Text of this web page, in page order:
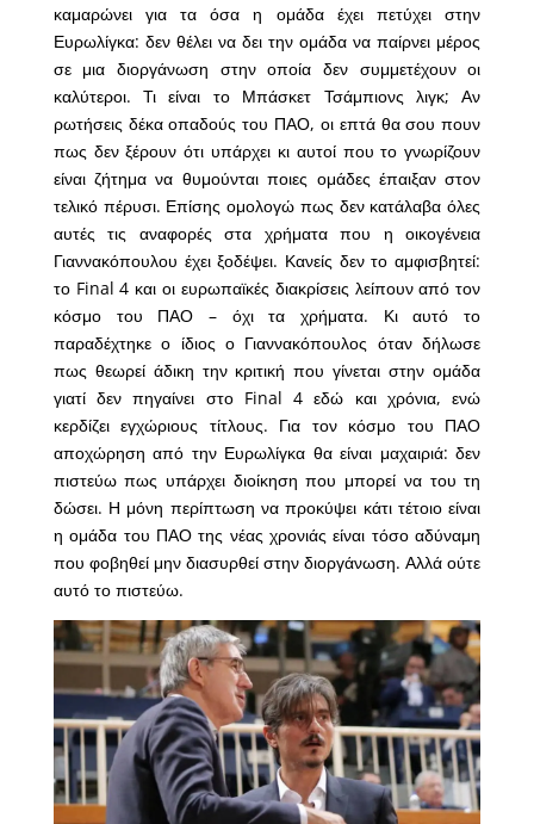
καμαρώνει για τα όσα η ομάδα έχει πετύχει στην
Ευρωλίγκα: δεν θέλει να δει την ομάδα να παίρνει μέρος
σε μια διοργάνωση στην οποία δεν συμμετέχουν οι
καλύτεροι. Τι είναι το Μπάσκετ Τσάμπιονς λιγκ; Αν
ρωτήσεις δέκα οπαδούς του ΠΑΟ, οι επτά θα σου πουν
πως δεν ξέρουν ότι υπάρχει κι αυτοί που το γνωρίζουν
είναι ζήτημα να θυμούνται ποιες ομάδες έπαιξαν στον
τελικό πέρυσι. Επίσης ομολογώ πως δεν κατάλαβα όλες
αυτές τις αναφορές στα χρήματα που η οικογένεια
Γιαννακόπουλου έχει ξοδέψει. Κανείς δεν το αμφισβητεί:
το Final 4 και οι ευρωπαϊκές διακρίσεις λείπουν από τον
κόσμο του ΠΑΟ – όχι τα χρήματα. Κι αυτό το
παραδέχτηκε ο ίδιος ο Γιαννακόπουλος όταν δήλωσε
πως θεωρεί άδικη την κριτική που γίνεται στην ομάδα
γιατί δεν πηγαίνει στο Final 4 εδώ και χρόνια, ενώ
κερδίζει εγχώριους τίτλους. Για τον κόσμο του ΠΑΟ
αποχώρηση από την Ευρωλίγκα θα είναι μαχαιριά: δεν
πιστεύω πως υπάρχει διοίκηση που μπορεί να του τη
δώσει. Η μόνη περίπτωση να προκύψει κάτι τέτοιο είναι
η ομάδα του ΠΑΟ της νέας χρονιάς είναι τόσο αδύναμη
που φοβηθεί μην διασυρθεί στην διοργάνωση. Αλλά ούτε
αυτό το πιστεύω.